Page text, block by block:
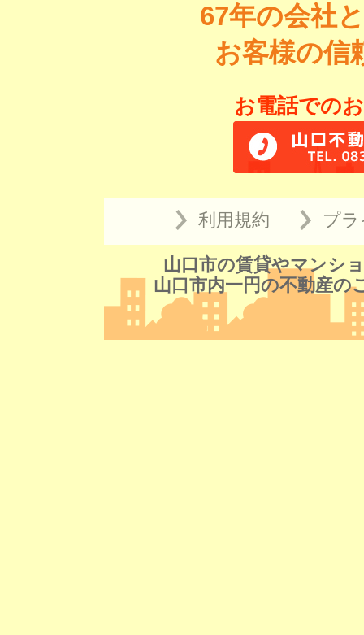
67年の会社
お客様の信
お電話での
利用規約 プ
山口市の賃貸やマンシ
山口市内一円の不動産の